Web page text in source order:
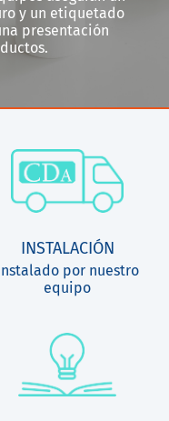
y un etiquetado
presentación
INSTALACIÓN
por nuestro
equipo